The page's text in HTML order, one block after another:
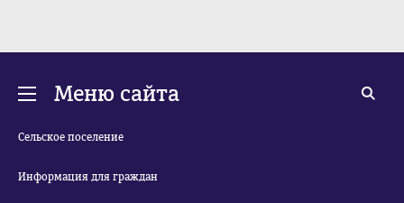
Меню сайта
Сельское поселение
Информация для граждан